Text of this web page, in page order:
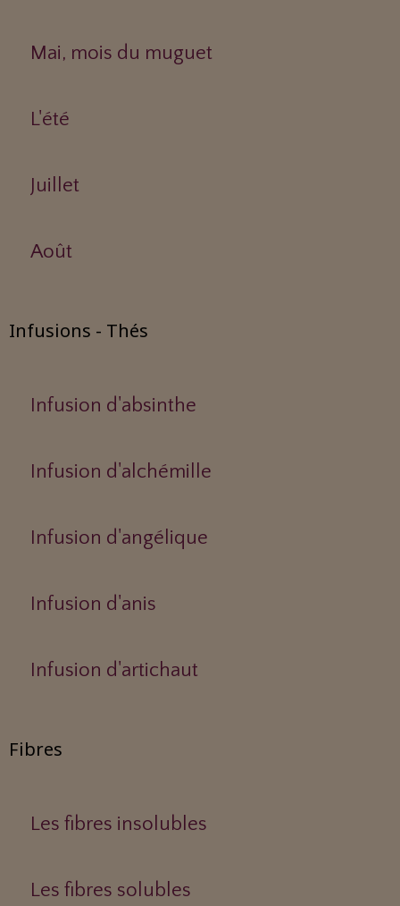
Mai, mois du muguet
L'été
Juillet
Août
Infusions - Thés
Infusion d'absinthe
Infusion d'alchémille
Infusion d'angélique
Infusion d'anis
Infusion d'artichaut
Fibres
Les fibres insolubles
Les fibres solubles